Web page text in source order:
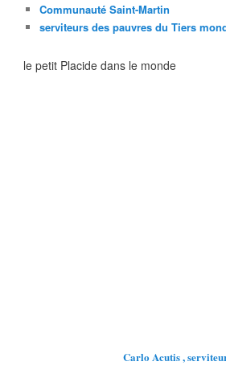
Communauté Saint-Martin
serviteurs des pauvres du Tiers
le petit Placide dans le monde
Carlo Acutis ,